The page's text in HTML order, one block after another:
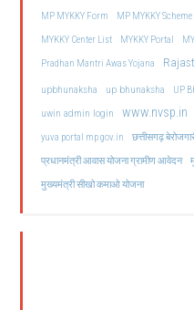
MP MYKKY Form
MP MYKKY Scheme
MYKKY Center List
MYKKY Portal
Pradhan Mantri Awas Yojana
upbhunaksha up bhunaksha UP
uwin admin login www.nvsp.in
yuva portal mp gov.in
छत्तीसगढ़
प्रधानमंत्री आवास योजना ग्रामीण आवेदन
मुख्यमंत्री सीखो कमाओ योजना